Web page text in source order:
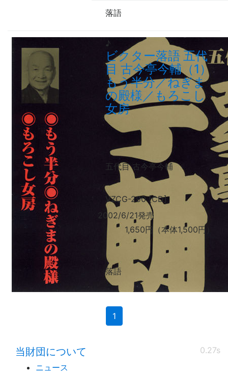
落語
♪
ビクター落語 五代
目 古今亭今輔（1）
もう半分／ねぎま
の殿様／もろこし
女房
五代目 古今亭今輔
VZCG-290 [CD]
2002/6/21発売
1,650円（本体1,500円）
落語
1(current)
0.27s
当財団について
ニュース